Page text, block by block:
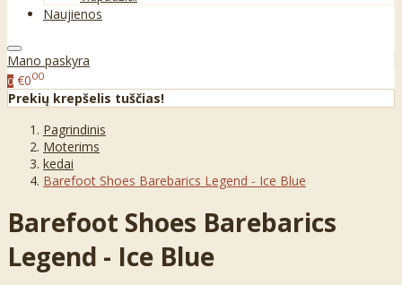
Naujienos
Mano paskyra
0 €000
Prekių krepšelis tuščias!
Pagrindinis
Moterims
kedai
Barefoot Shoes Barebarics Legend - Ice Blue
Barefoot Shoes Barebarics
Legend - Ice Blue